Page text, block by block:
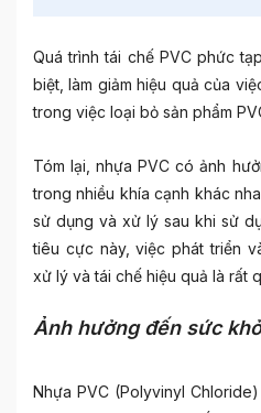
Quá trình tái chế PVC phức
biệt, làm giảm hiệu quả của
trong việc loại bỏ sản phẩm
Tóm lại, nhựa PVC có ảnh
trong nhiều khía cạnh khác
sử dụng và xử lý sau khi sử
tiêu cực này, việc phát triển
xử lý và tái chế hiệu quả là rất
Ảnh hưởng đến sức
Nhựa PVC (Polyvinyl